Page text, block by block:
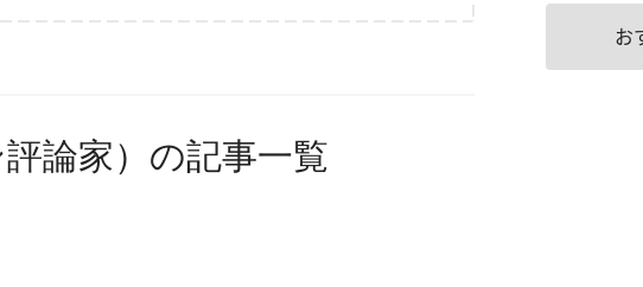
論家）の記事一覧
お